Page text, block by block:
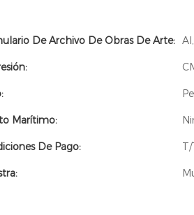
De Archivo De Obras De Arte:
Marítimo:
De Pago: